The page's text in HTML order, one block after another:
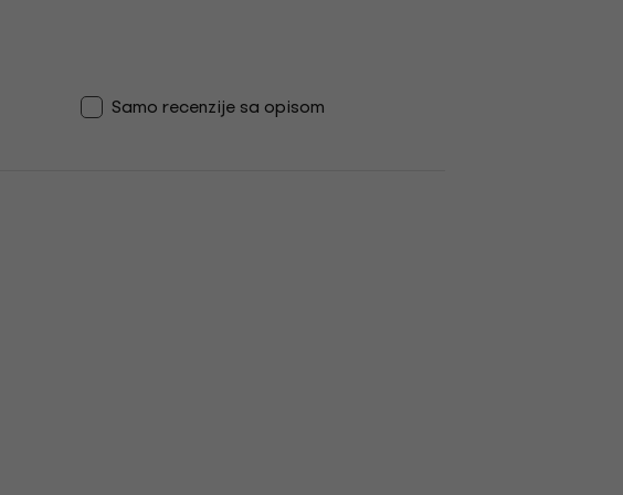
Samo recenzije sa opisom